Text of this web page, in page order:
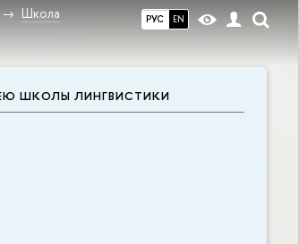
РУС EN
Школа
ШКОЛЫ ЛИНГВИСТИКИ